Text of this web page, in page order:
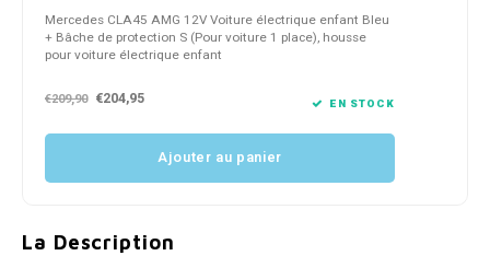
Mercedes CLA45 AMG 12V Voiture électrique enfant Bleu
+ Bâche de protection S (Pour voiture 1 place), housse
pour voiture électrique enfant
€209,90 €204,95 EN STOCK
Ajouter au panier
La Description